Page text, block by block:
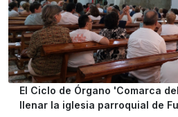
El Ciclo de Órgano 'Comarca
llenar la iglesia parroquial de